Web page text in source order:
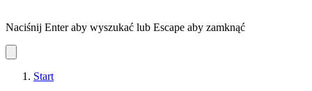
Naciśnij Enter aby wyszukać lub Escape aby zamknąć
Start